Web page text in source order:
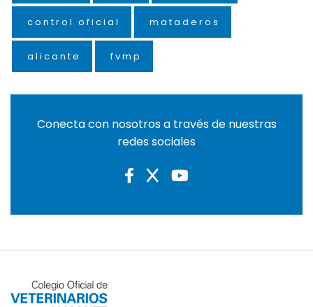
control oficial mataderos
alicante fvmp
Conecta con nosotros a través de nuestras
redes sociales